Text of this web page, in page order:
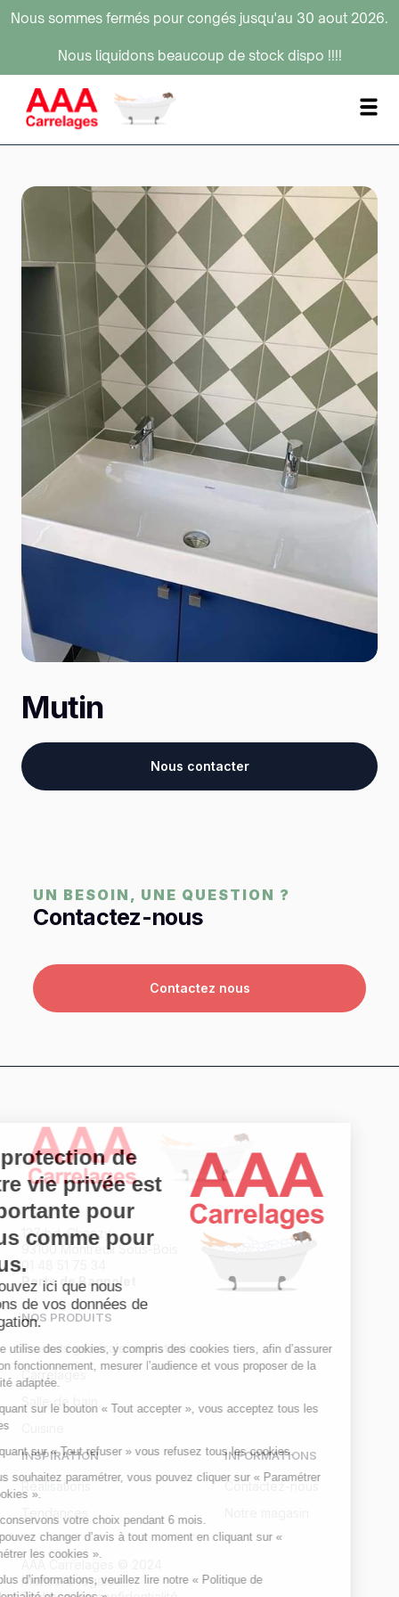
Nous sommes fermés pour congés jusqu'au 30 aout 2026.
Nous liquidons beaucoup de stock dispo !!!!
Mutin
Nous contacter
UN BESOIN, UNE QUESTION ?
Contactez-nous
Contactez nous
137 bd. Chanzy
93100 Montreuil Sous-Bois
01 48 51 75 34
Porte de Bagnolet
NOS PRODUITS
Produits généralement stockés
Carrelages
Salle de bain
INSPIRATION
Réalisations
Tendances
INFORMATIONS
Contactez-nous
Mentions légales
La protection de
votre vie privée est
importante pour
vous comme pour
nous.
Retrouvez ici que nous
faisons de vos données de
navigation.
Ce site utilise des cookies, y compris des cookies tiers, afin d’assurer
son bon fonctionnement, mesurer l’audience et vous proposer de la
publicité adaptée.
En cliquant sur le bouton « Tout accepter », vous acceptez tous les
En cliquant sur « Tout refuser » vous refusez tous les cookies.
Si vous souhaitez paramétrer, vous pouvez cliquer sur « Paramétrer
les cookies ».
Nous conservons votre choix pendant 6 mois.
Vous pouvez changer d’avis à tout moment en cliquant sur «
Paramétrer les cookies ».
Pour plus d’informations, veuillez lire notre « Politique de